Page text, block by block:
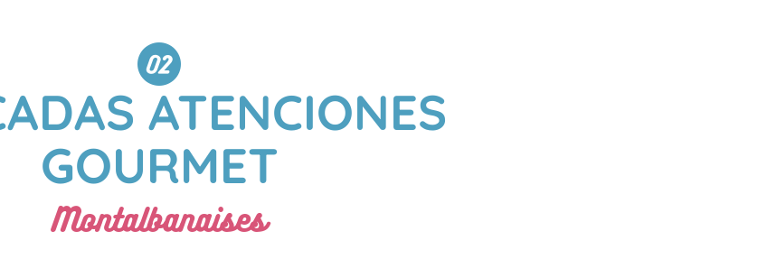
ATENCIONES
GOURMET
Montalbanaises